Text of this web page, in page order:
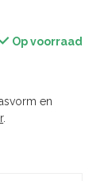
Op voorraad
en
.